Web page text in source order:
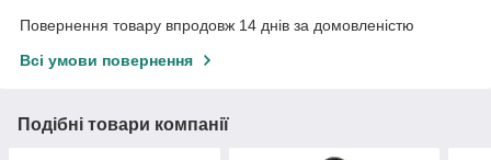
Повернення товару впродовж 14 днів за домовленістю
Всі умови повернення
Подібні товари компанії